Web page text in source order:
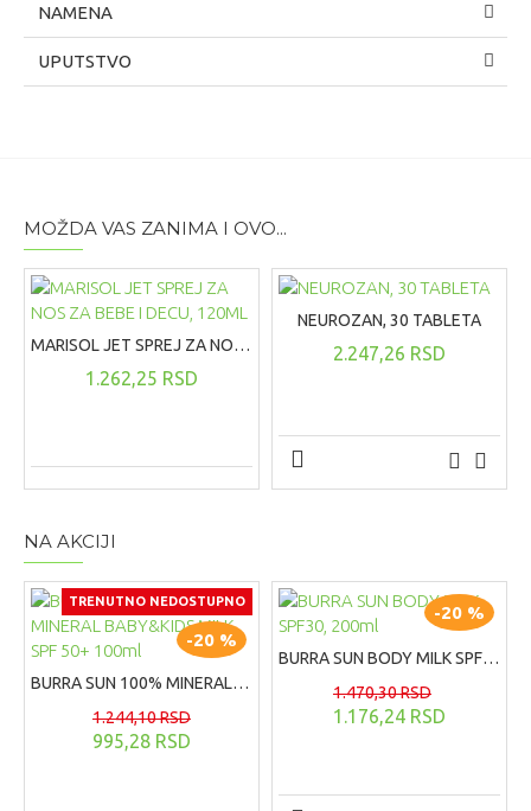
NAMENA
UPUTSTVO
MOŽDA VAS ZANIMA I OVO...
MARISOL JET SPREJ ZA NOS ZA BEBE I DECU, 120ML
1.262,25 RSD
NEUROZAN, 30 TABLETA
2.247,26 RSD
NA AKCIJI
TRENUTNO NEDOSTUPNO
-20 %
BURRA SUN 100% MINERAL BABY&KIDS MILK SPF 50+ 100ml
995,28 RSD
1.244,10 RSD
-20 %
BURRA SUN BODY MILK SPF30, 200ml
1.176,24 RSD
1.470,30 RSD